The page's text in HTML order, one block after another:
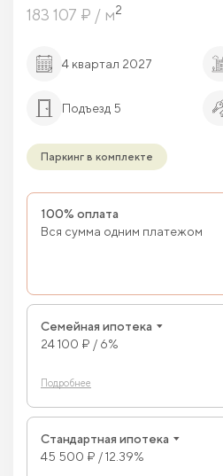
183 107 ₽ / м2
4 квартал 2027
Подъезд 5
Паркинг в комплекте
100% оплата
Вся сумма одним платежом
Семейная ипотека
24 100 ₽ / 6%
Подробнее
Стандартная ипотека
45 500 ₽ / 12.39%